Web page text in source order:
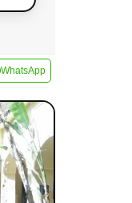
WhatsApp